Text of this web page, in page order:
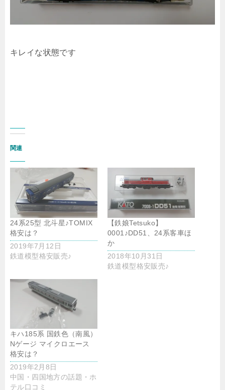
キレイな状態です
関連
24系25型 北斗星♪TOMIX
格安は？
2019年7月12日
鉄道模型格安販売♪
【鉄娘Tetsuko】
0001♪DD51、24系客車ほ
か
2018年10月31日
鉄道模型格安販売♪
キハ185系 国鉄色（南風）
Nゲージ マイクロエース
格安は？
2019年2月8日
中国・四国地方の話題・ホ
テル口コミ